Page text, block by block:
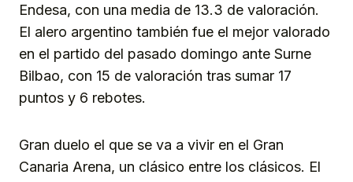
Endesa, con una media de 13.3 de valoración.
El alero argentino también fue el mejor valorado
en el partido del pasado domingo ante Surne
Bilbao, con 15 de valoración tras sumar 17
puntos y 6 rebotes.
Gran duelo el que se va a vivir en el Gran
Canaria Arena, un clásico entre los clásicos. El